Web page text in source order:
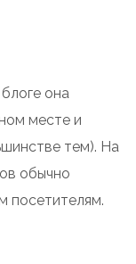
она
месте и
тем). На
обычно
посетителям.